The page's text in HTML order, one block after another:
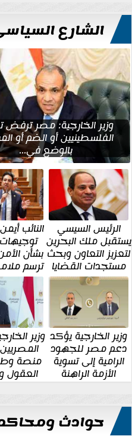
الشارع
وزير الخارجية: مصر ترفض
الفلسطينيين أو الضم أو
بالوضع في...
الرئيس السيسي
يستقبل ملك البحرين
لتعزيز التعاون وبحث
مستجدات القضايا
الإقليمية والدولية
النائب
بشأن
ترسم
وزير الخارجية يؤكد
دعم مصر للجهود
الرامية إلى تسوية
الأزمة الراهنة
وزير
منصة
العقول
المصرية
حوادث